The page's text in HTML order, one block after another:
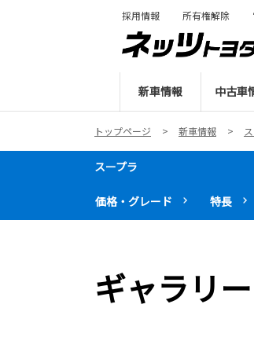
新車情報 中古車
採用情報 所有権解除
トップページ 新車情報
スープラ
価格・グレード 特長
ギャラリー